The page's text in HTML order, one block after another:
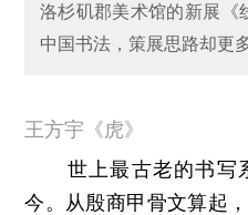
洛杉矶郡美术馆的新展《
中国书法，策展思路却更
王方宇《虎》
世上最古老的书写
今。从殷商甲骨文算起